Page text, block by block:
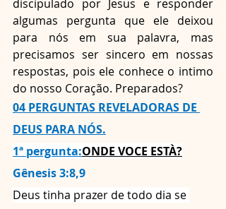
discipulado por Jesus e responder
algumas pergunta que ele deixou
para nós em sua palavra, mas
precisamos ser sincero em nossas
respostas, pois ele conhece o intimo
do nosso Coração. Preparados?
04 PERGUNTAS REVELADORAS DE
DEUS PARA NÓS.
1ª pergunta:ONDE VOCE ESTÀ?
Gênesis 3:8,9
Deus tinha prazer de todo dia se